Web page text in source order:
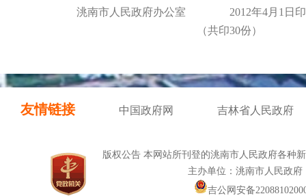
洮南市人民政府办公室 2012年4月1日印
（共印30份）
友情链接 中国政府网 吉林省人民政府
版权公告 本网站所刊登的洮南市人民政府各种
主办单位：洮南市人民政
吉公网安备